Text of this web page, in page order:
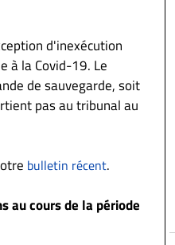
d'inexécution
à la Covid-19. Le
de sauvegarde, soit
pas au tribunal au
bulletin récent.
au cours de la période